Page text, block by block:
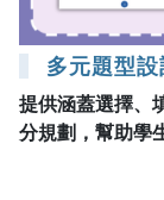
多元題型
提供涵蓋選擇、
分規劃，幫助學